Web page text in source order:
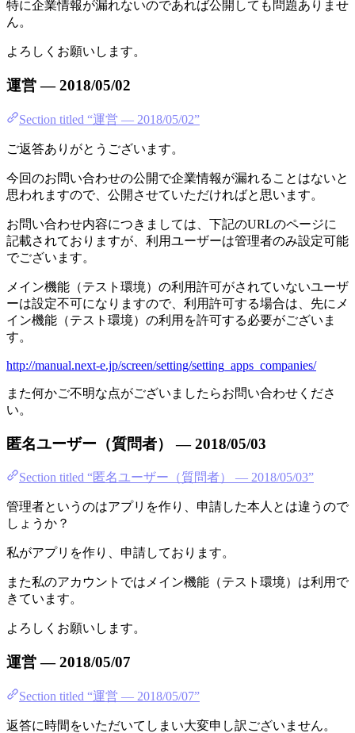
特に企業情報が漏れないのであれば公開しても問題ありませ
ん。
よろしくお願いします。
運営 — 2018/05/02
Section titled “運営 — 2018/05/02”
ご返答ありがとうございます。
今回のお問い合わせの公開で企業情報が漏れることはないと
思われますので、公開させていただければと思います。
お問い合わせ内容につきましては、下記のURLのページに
記載されておりますが、利用ユーザーは管理者のみ設定可能
でございます。
メイン機能（テスト環境）の利用許可がされていないユーザ
ーは設定不可になりますので、利用許可する場合は、先にメ
イン機能（テスト環境）の利用を許可する必要がございま
す。
http://manual.next-e.jp/screen/setting/setting_apps_companies/
また何かご不明な点がございましたらお問い合わせくださ
い。
匿名ユーザー（質問者） — 2018/05/03
Section titled “匿名ユーザー（質問者） — 2018/05/03”
管理者というのはアプリを作り、申請した本人とは違うので
しょうか？
私がアプリを作り、申請しております。
また私のアカウントではメイン機能（テスト環境）は利用で
きています。
よろしくお願いします。
運営 — 2018/05/07
Section titled “運営 — 2018/05/07”
返答に時間をいただいてしまい大変申し訳ございません。